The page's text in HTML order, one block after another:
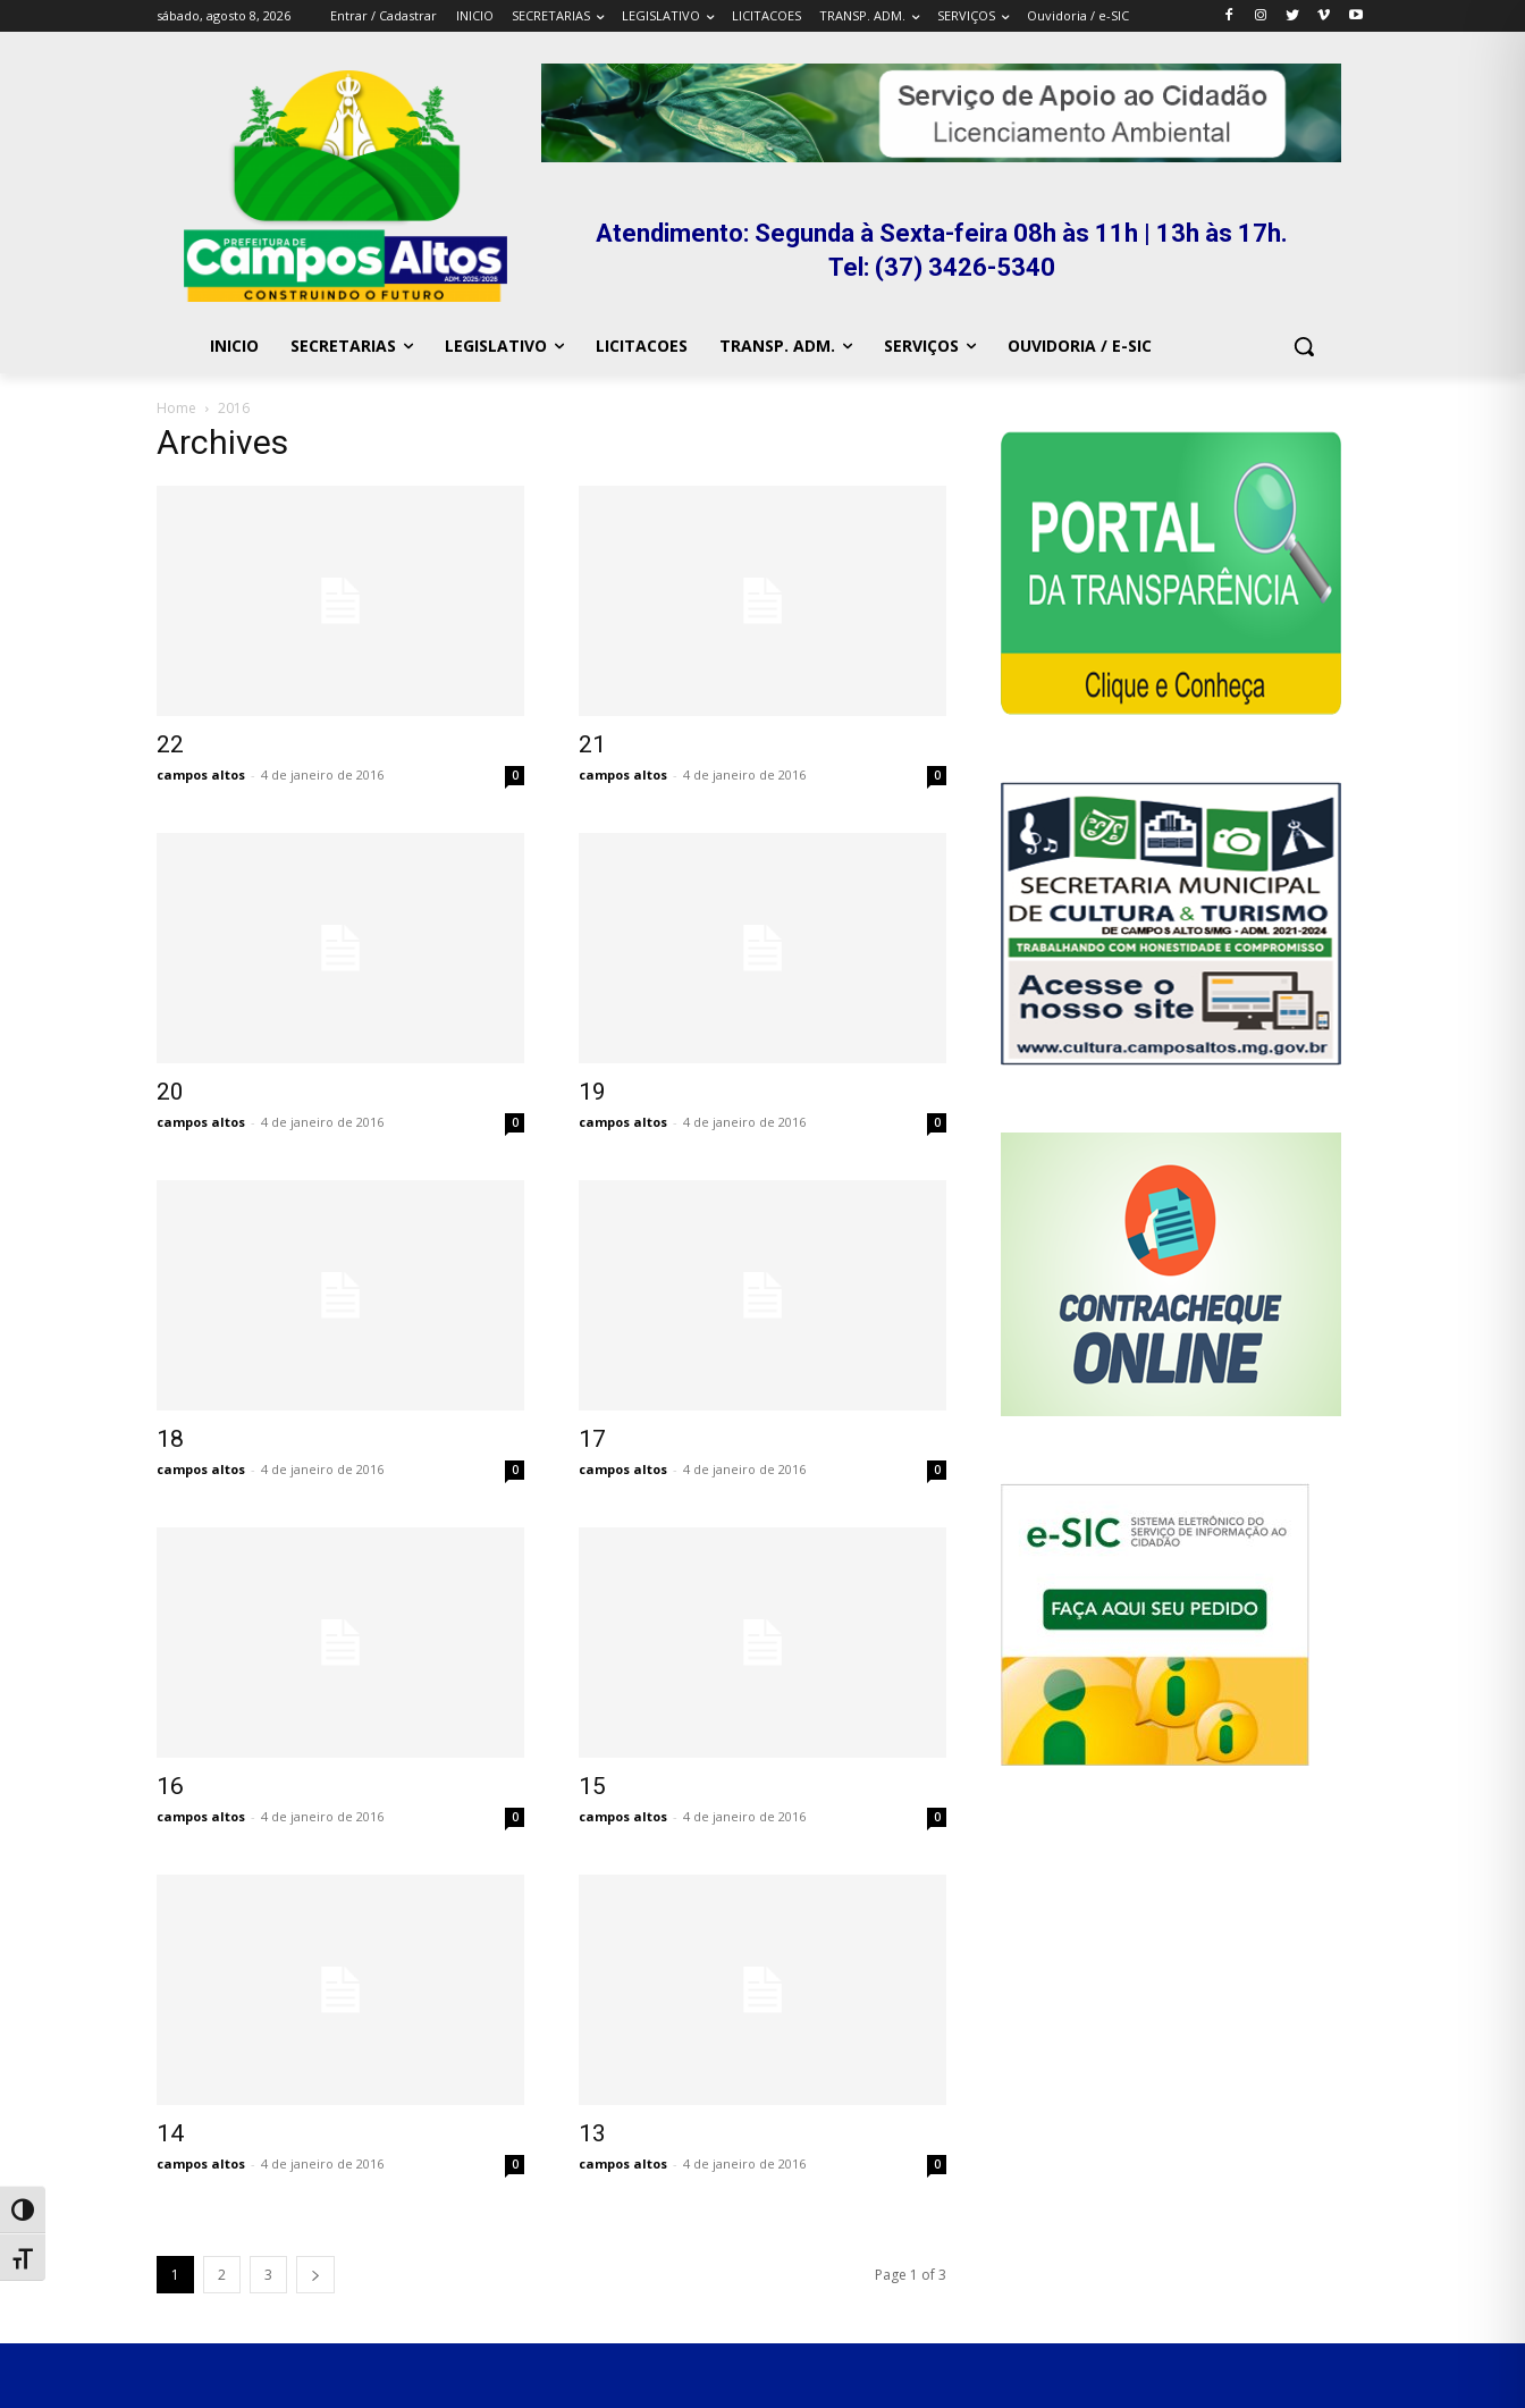
Alternar alto contraste
Alternar tamanho da fonte
sábado, agosto 8, 2026 Entrar / Cadastrar INICIO SECRETARIAS LEGISLATIVO LICITACOES TRANSP. ADM. SERVIÇOS Ouvidoria / e-SIC
Atendimento: Segunda à Sexta-feira 08h às 11h | 13h às 17h.
Tel: (37) 3426-5340
INICIO SECRETARIAS LEGISLATIVO LICITACOES TRANSP. ADM. SERVIÇOS OUVIDORIA / E-SIC
Home 2016
Archives
22
campos altos - 4 de janeiro de 2016 0
21
campos altos - 4 de janeiro de 2016 0
20
campos altos - 4 de janeiro de 2016 0
19
campos altos - 4 de janeiro de 2016 0
18
campos altos - 4 de janeiro de 2016 0
17
campos altos - 4 de janeiro de 2016 0
16
campos altos - 4 de janeiro de 2016 0
15
campos altos - 4 de janeiro de 2016 0
14
campos altos - 4 de janeiro de 2016 0
13
campos altos - 4 de janeiro de 2016 0
1 2 3 Page 1 of 3